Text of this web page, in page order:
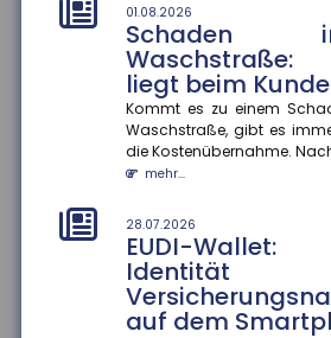
01.08.2026
Waschstraße:
liegt beim
Kommt es zu einem
Waschstraße, gibt es
die Kostenübernahme.
mehr...
28.07.2026
EUDI-
auf dem
Eine Flugzeitenänderung
darstellen und zu
Amtsgericht München urte...
mehr...
28.07.2026
Fehlvorstellungen
für
generative KI nur selten
bestehende
mehr...
28.07.2026